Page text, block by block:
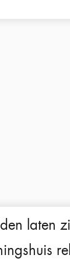
laten